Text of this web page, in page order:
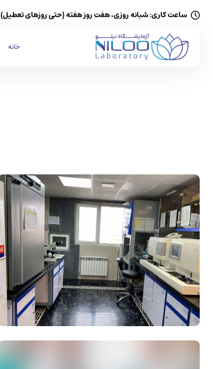
ساعت کاری: شبانه روزی، هفت روز هفته (حتی روزهای تعطیل)
خانه